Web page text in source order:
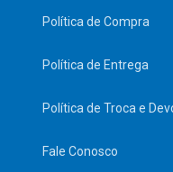
Política de Compra
Política de Entrega
Política de Troca e
Fale Conosco